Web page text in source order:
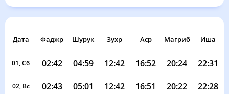
Дата Фаджр Шурук Зухр Аср Магриб Иша
01, Сб 02:42 04:59 12:42 16:52 20:24 22:31
02, Вс 02:43 05:01 12:42 16:51 20:22 22:28